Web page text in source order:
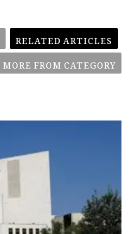
RELATED ARTICLES
MORE FROM CATEGORY